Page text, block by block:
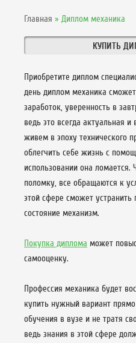
Главная » Диплом механика
КУПИТЬ
Приобретите диплом
день диплом механика
заработок, уверенность в
ведь это всегда актуальная
живем в эпоху технического
облегчить себе жизнь с
использовании она ломается.
поломку, все обращаются к
этой сфере сможет
состояние механизм.
Покупка диплома может
самооценку.
Профессия механика будет
купить нужный вариант
обучения в вузе и не тратя
ведь знания в этой сфере